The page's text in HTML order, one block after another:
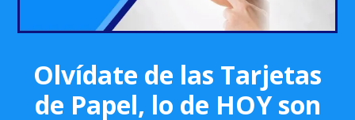
Olvídate de las Tarjetas
de Papel, lo de HOY son